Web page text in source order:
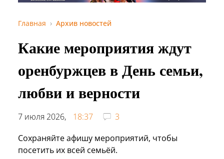
Главная Архив новостей
Какие мероприятия ждут
оренбуржцев в День семьи,
любви и верности
7 июля 2026, 18:37
3
Сохраняйте афишу мероприятий, чтобы
посетить их всей семьёй.